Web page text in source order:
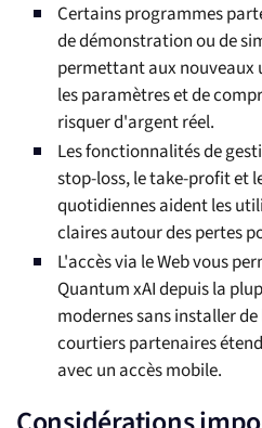
Certains programmes
de démonstration ou de
permettant aux
les paramètres et de
risquer d'argent réel.
Les fonctionnalités de
stop-loss, le take-profit et
quotidiennes aident les
claires autour des pertes
L'accès via le Web vous
Quantum xAI depuis la
modernes sans installer
courtiers partenaires
avec un accès mobile.